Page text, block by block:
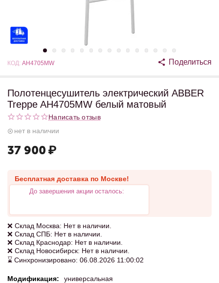
КОД: AH4705MW Поделиться
Полотенцесушитель электрический ABBER
Treppe AH4705MW белый матовый
Написать отзыв
нет в наличии
37 900 ₽
Бесплатная доставка по Москве!
До завершения акции осталось:
❌ Склад Москва: Нет в наличии.
❌ Склад СПБ: Нет в наличии.
❌ Склад Краснодар: Нет в наличии.
❌ Склад Новосибирск: Нет в наличии.
⌛ Синхронизировано: 06.08.2026 11:00:02
Модификация: универсальная